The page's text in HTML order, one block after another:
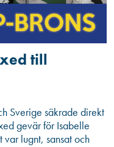
till
Sverige säkrade direkt
gevär för Isabelle
lugnt, sansat och